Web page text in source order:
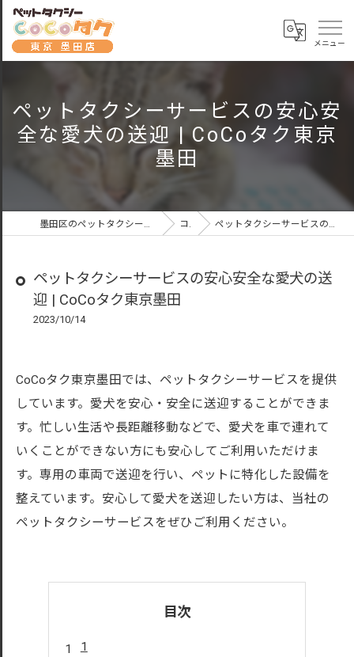
ペットタクシーサービスの安心安
全な愛犬の送迎 | CoCoタク東京
墨田
墨田区のペットタクシーならペットタクシーCoCoタク東京墨田店 コラム ペットタクシーサービスの安心安全な愛犬の送迎 | CoCoタク東京墨田
ペットタクシーサービスの安心安全な愛犬の送
迎 | CoCoタク東京墨田
2023/10/14
CoCoタク東京墨田では、ペットタクシーサービスを提供
しています。愛犬を安心・安全に送迎することができま
す。忙しい生活や長距離移動などで、愛犬を車で連れて
いくことができない方にも安心してご利用いただけま
す。専用の車両で送迎を行い、ペットに特化した設備を
整えています。安心して愛犬を送迎したい方は、当社の
ペットタクシーサービスをぜひご利用ください。
目次
1